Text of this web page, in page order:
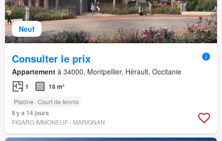
Neuf
Consulter le prix
Appartement à 34000, Montpellier, Hérault, Occitanie
1 18 m²
Piscine Court de tennis
Il y a 14 jours
FIGARO IMMONEUF - MARIGNAN